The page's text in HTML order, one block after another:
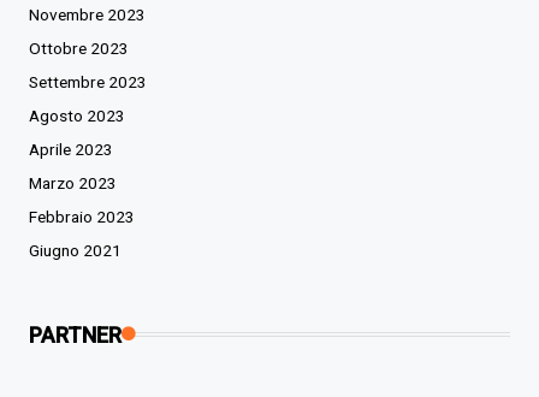
Novembre 2023
Ottobre 2023
Settembre 2023
Agosto 2023
Aprile 2023
Marzo 2023
Febbraio 2023
Giugno 2021
PARTNER